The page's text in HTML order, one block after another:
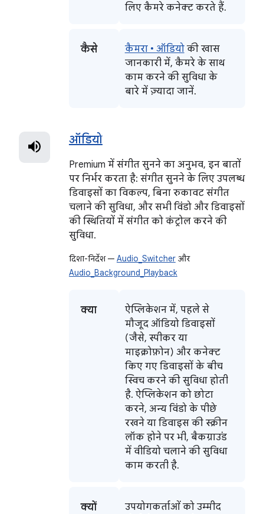
लिए कैमरे कनेक्ट करते हैं.
कैसे कैमरा • ऑडियोकी खास
जानकारी में, कैमरे के साथ
काम करने की सुविधा के
बारे में ज़्यादा जानें.
ऑडियो
Premium में संगीत सुनने का अनुभव, इन बातों
पर निर्भर करता है: संगीत सुनने के लिए उपलब्ध
डिवाइसों का विकल्प, बिना रुकावट संगीत
चलाने की सुविधा, और सभी विंडो और डिवाइसों
की स्थितियों में संगीत को कंट्रोल करने की
सुविधा.
दिशा-निर्देश — Audio_Switcherऔर
Audio_Background_Playback
क्या
ऐप्लिकेशन में, पहले से
मौजूद ऑडियो डिवाइसों
(जैसे, स्पीकर या
माइक्रोफ़ोन) और कनेक्ट
किए गए डिवाइसों के बीच
स्विच करने की सुविधा होती
है. ऐप्लिकेशन को छोटा
करने, अन्य विंडो के पीछे
रखने या डिवाइस की स्क्रीन
लॉक होने पर भी, बैकग्राउंड
में वीडियो चलाने की सुविधा
काम करती है.
क्यों
उपयोगकर्ताओं को उम्मीद